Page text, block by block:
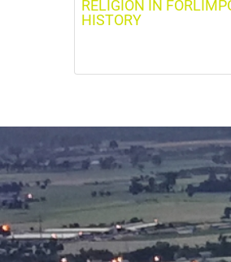
RELIGION IN
HISTORY